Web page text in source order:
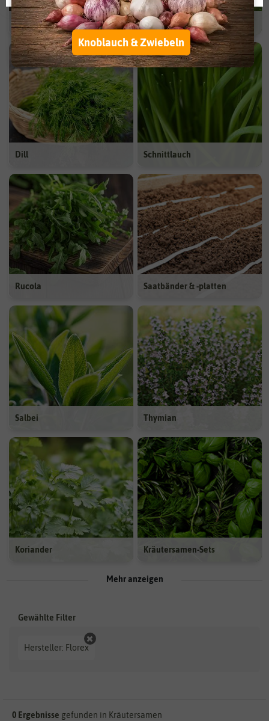
Basilikum Kresse
Dill Schnittlauch
Rucola Saatbänder & -platten
Salbei Thymian
Koriander Kräutersamen-Sets
Mehr anzeigen
Hersteller: Florex
0 Ergebnisse gefunden in Kräutersamen
Knoblauch & Zwiebeln